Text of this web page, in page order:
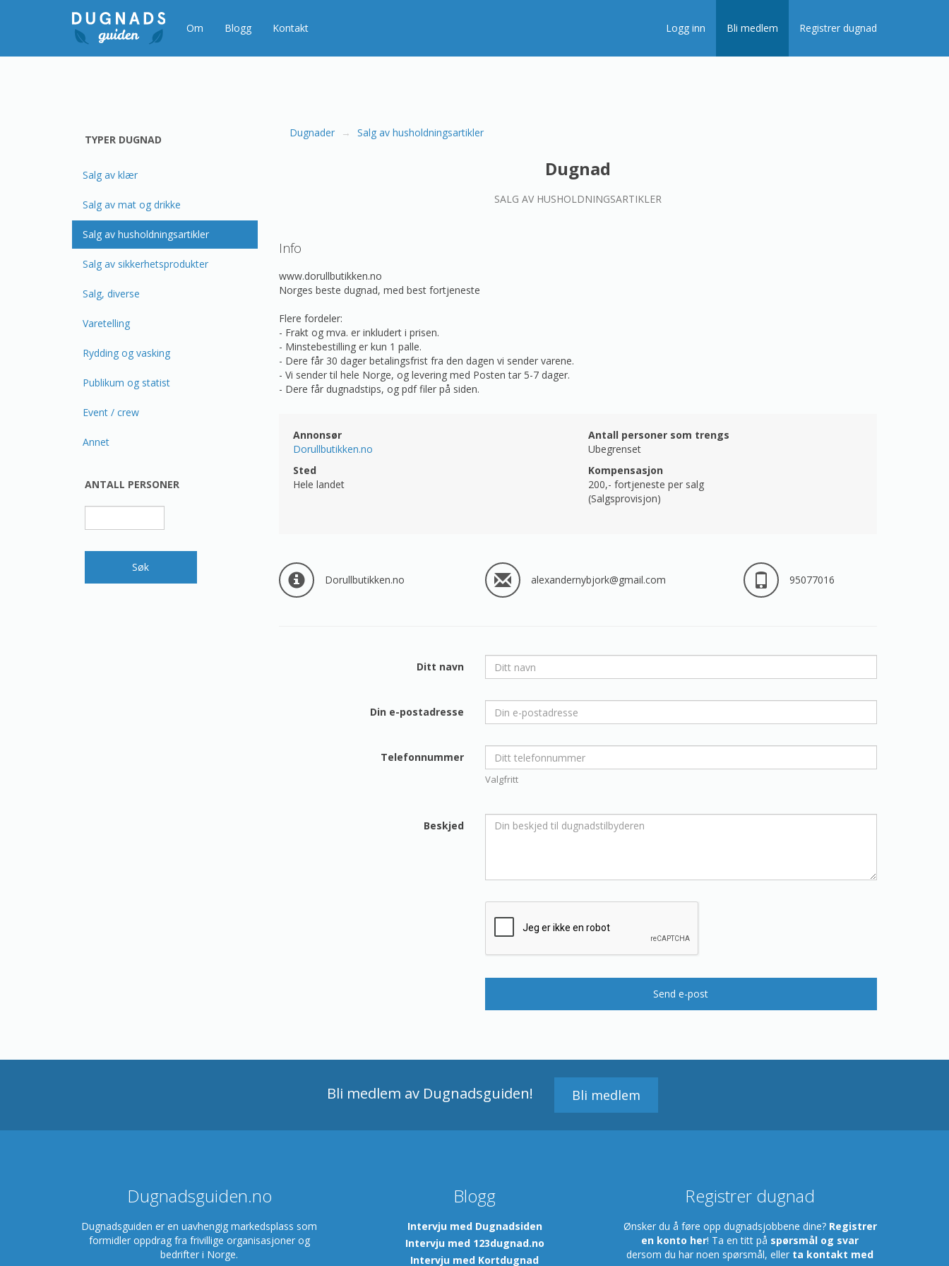
Om Blogg Kontakt Logg inn Bli medlem Registrer dugnad
Dugnader Salg av husholdningsartikler
Dugnad
SALG AV HUSHOLDNINGSARTIKLER
Info
www.dorullbutikken.no
Norges beste dugnad, med best fortjeneste
Flere fordeler:
- Frakt og mva. er inkludert i prisen.
- Minstebestilling er kun 1 palle.
- Dere får 30 dager betalingsfrist fra den dagen vi sender varene.
- Vi sender til hele Norge, og levering med Posten tar 5-7 dager.
- Dere får dugnadstips, og pdf filer på siden.
Annonsør
Dorullbutikken.no
Sted
Hele landet
Antall personer som trengs
Ubegrenset
Kompensasjon
200,- fortjeneste per salg
(Salgsprovisjon)
Dorullbutikken.no alexandernybjork@gmail.com 95077016
Ditt navn
Din e-postadresse
Telefonnummer
Valgfritt
Beskjed
Send e-post
TYPER DUGNAD
Salg av klær
Salg av mat og drikke
Salg av husholdningsartikler
Salg av sikkerhetsprodukter
Salg, diverse
Varetelling
Rydding og vasking
Publikum og statist
Event / crew
Annet
ANTALL PERSONER
Bli medlem av Dugnadsguiden! Bli medlem
Dugnadsguiden.no
Dugnadsguiden er en uavhengig markedsplass som
formidler oppdrag fra frivillige organisasjoner og
bedrifter i Norge.
Blogg
Intervju med Dugnadsiden
Intervju med 123dugnad.no
Intervju med Kortdugnad
Registrer dugnad
Ønsker du å føre opp dugnadsjobbene dine? Registrer
en konto her! Ta en titt på spørsmål og svar
dersom du har noen spørsmål, eller ta kontakt med